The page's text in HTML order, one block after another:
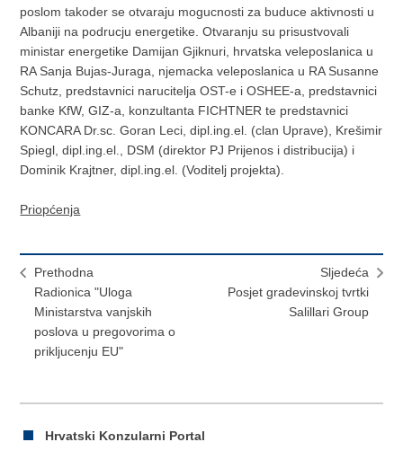
poslom takoder se otvaraju mogucnosti za buduce aktivnosti u
Albaniji na podrucju energetike. Otvaranju su prisustvovali
ministar energetike Damijan Gjiknuri, hrvatska veleposlanica u
RA Sanja Bujas-Juraga, njemacka veleposlanica u RA Susanne
Schutz, predstavnici narucitelja OST-e i OSHEE-a, predstavnici
banke KfW, GIZ-a, konzultanta FICHTNER te predstavnici
KONCARA Dr.sc. Goran Leci, dipl.ing.el. (clan Uprave), Krešimir
Spiegl, dipl.ing.el., DSM (direktor PJ Prijenos i distribucija) i
Dominik Krajtner, dipl.ing.el. (Voditelj projekta).
Priopćenja
Prethodna
Radionica "Uloga
Ministarstva vanjskih
poslova u pregovorima o
prikljucenju EU"
Sljedeća
Posjet gradevinskoj tvrtki
Salillari Group
Hrvatski Konzularni Portal